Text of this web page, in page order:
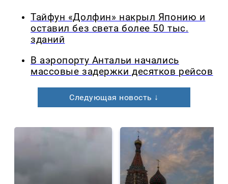
Тайфун «Долфин» накрыл Японию и
оставил без света более 50 тыс.
зданий
В аэропорту Антальи начались
массовые задержки десятков рейсов
Следующая новость ↓